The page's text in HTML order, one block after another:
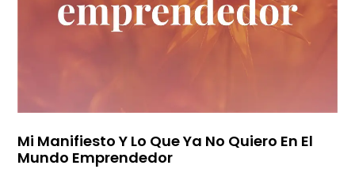
Mi Manifiesto Y Lo Que Ya No Quiero En El
Mundo Emprendedor